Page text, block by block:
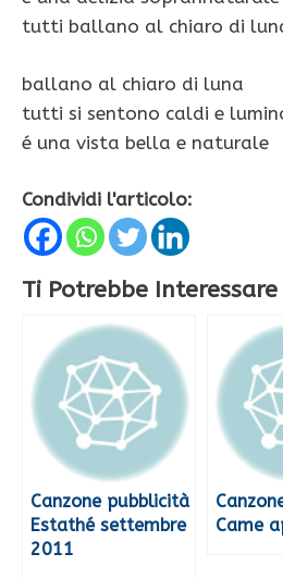
tutti ballano al chiaro di
ballano al chiaro di luna
tutti si sentono caldi e
é una vista bella e naturale
Condividi l'articolo:
Ti Potrebbe Interessare
Canzone pubblicità
Estathé settembre
2011
Came